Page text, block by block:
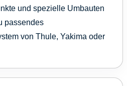
und spezielle Umbauten
passendes
von Thule, Yakima oder